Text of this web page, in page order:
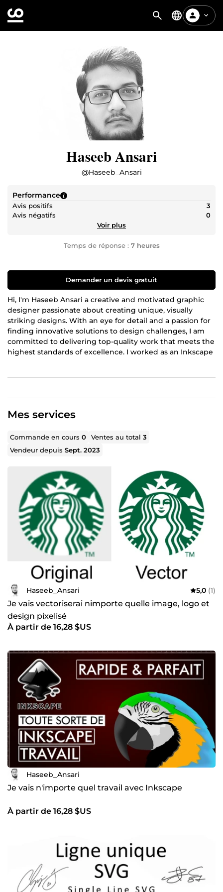
Haseeb Ansari
@Haseeb_Ansari
Performance
Avis positifs
3
Avis négatifs
0
Voir plus
Temps de réponse : 7 heures
Demander un devis gratuit
Hi, I'm Haseeb Ansari a creative and motivated graphic
designer passionate about creating unique, visually
striking designs. With an eye for detail and a passion for
finding innovative solutions to design challenges, I am
committed to delivering top-quality work that meets the
highest standards of excellence. I worked as an Inkscape
Kind Regards, Haseeb Ansari
Mes services
Commande en cours0 Ventes au total3
Vendeur depuisSept. 2023
Haseeb_Ansari 5,0 (1)
Je vais vectoriserai nimporte quelle image, logo et
design pixelisé
À partir de 16,28 $US
Haseeb_Ansari
Je vais n'importe quel travail avec Inkscape
À partir de 16,28 $US